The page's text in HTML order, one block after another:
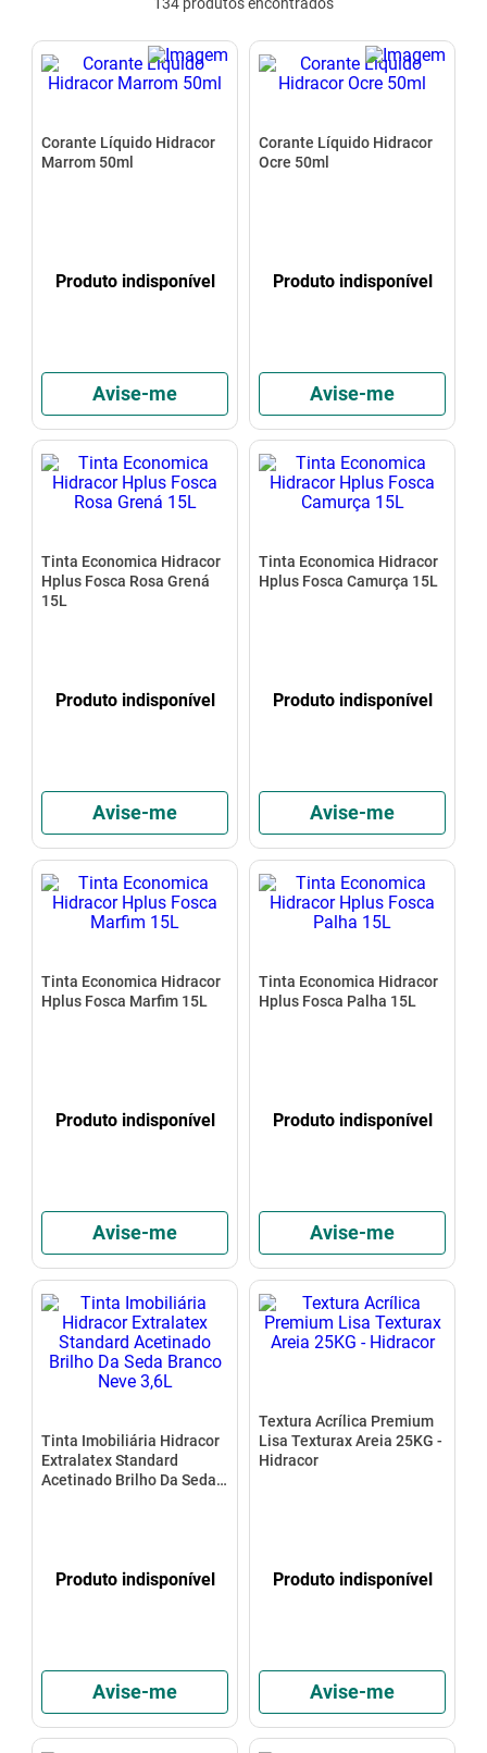
Corante Líquido Hidracor
Marrom 50ml
Produto indisponível
Avise-me
Corante Líquido Hidracor
Ocre 50ml
Produto indisponível
Avise-me
Tinta Economica Hidracor
Hplus Fosca Rosa Grená
15L
Produto indisponível
Avise-me
Tinta Economica Hidracor
Hplus Fosca Camurça 15L
Produto indisponível
Avise-me
Tinta Economica Hidracor
Hplus Fosca Marfim 15L
Produto indisponível
Avise-me
Tinta Economica Hidracor
Hplus Fosca Palha 15L
Produto indisponível
Avise-me
Tinta Imobiliária Hidracor
Extralatex Standard
Acetinado Brilho Da Seda
Produto indisponível
Avise-me
Textura Acrílica Premium
Lisa Texturax Areia 25KG -
Hidracor
Produto indisponível
Avise-me
10º ar condicionado